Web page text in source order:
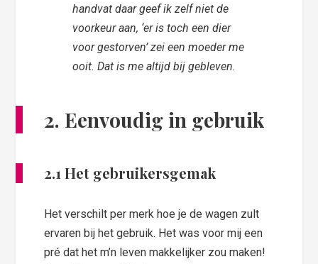
handvat daar geef ik zelf niet de
voorkeur aan, ‘er is toch een dier
voor gestorven’ zei een moeder me
ooit. Dat is me altijd bij gebleven.
2. Eenvoudig in gebruik
2.1 Het gebruikersgemak
Het verschilt per merk hoe je de wagen zult
ervaren bij het gebruik. Het was voor mij een
pré dat het m’n leven makkelijker zou maken!